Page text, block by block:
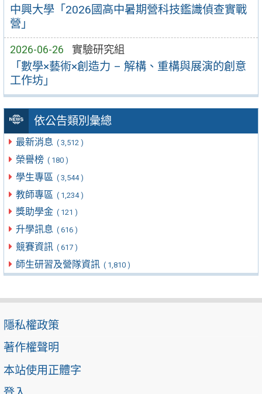
中興大學「2026國高中暑期營科技鑑識偵查實戰
營」
2026-06-26 實驗研究組
「數學×藝術×創造力 – 解構、重構與展演的創意
工作坊」
依公告類別彙總
最新消息 ( 3,512 )
榮譽榜 ( 180 )
學生專區 ( 3,544 )
教師專區 ( 1,234 )
獎助學金 ( 121 )
升學訊息 ( 616 )
競賽資訊 ( 617 )
師生研習及營隊資訊 ( 1,810 )
隱私權政策
著作權聲明
本站使用正體字